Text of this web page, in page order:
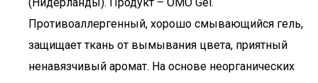
Противоаллергенный, хорошо смывающийся гель,
защищает ткань от вымывания цвета, приятный
ненавязчивый аромат. На основе неорганических